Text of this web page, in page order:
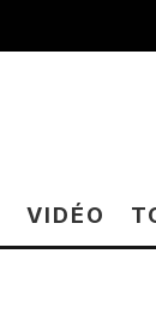
VIDÉO